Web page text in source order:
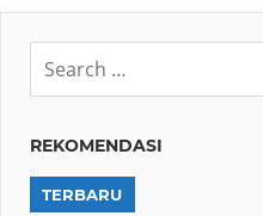
REKOMENDASI
TERBARU